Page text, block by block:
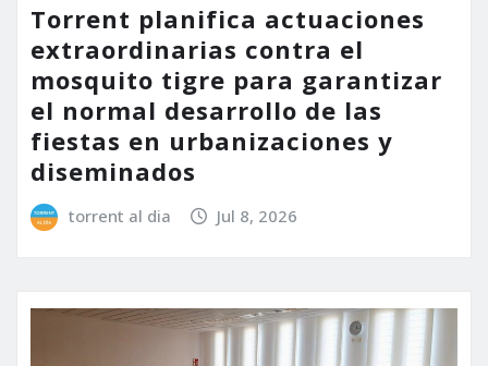
Torrent planifica actuaciones
extraordinarias contra el
mosquito tigre para garantizar
el normal desarrollo de las
fiestas en urbanizaciones y
diseminados
torrent al dia Jul 8, 2026